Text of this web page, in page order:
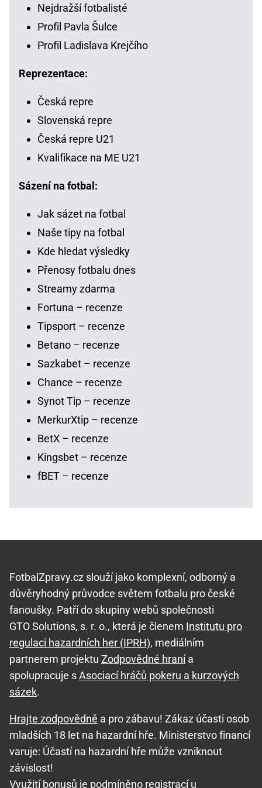
Nejdražší fotbalisté
Profil Pavla Šulce
Profil Ladislava Krejčího
Reprezentace:
Česká repre
Slovenská repre
Česká repre U21
Kvalifikace na ME U21
Sázení na fotbal:
Jak sázet na fotbal
Naše tipy na fotbal
Kde hledat výsledky
Přenosy fotbalu dnes
Streamy zdarma
Fortuna – recenze
Tipsport – recenze
Betano – recenze
Sazkabet – recenze
Chance – recenze
Synot Tip – recenze
MerkurXtip – recenze
BetX – recenze
Kingsbet – recenze
fBET – recenze
FotbalZpravy.cz slouží jako komplexní, odborný a
důvěryhodný průvodce světem fotbalu pro české
fanoušky. Patří do skupiny webů společnosti
GTO Solutions, s. r. o., která je členem Institutu pro
regulaci hazardních her (IPRH), mediálním
partnerem projektu Zodpovědné hranía
spolupracuje sAsociací hráčů pokeru a kurzových
sázek.
Hrajte zodpovědně a pro zábavu! Zákaz účasti osob
mladších 18 let na hazardní hře. Ministerstvo financí
varuje: Účastí na hazardní hře může vzniknout
závislost!
Využití bonusů je podmíněno registrací u